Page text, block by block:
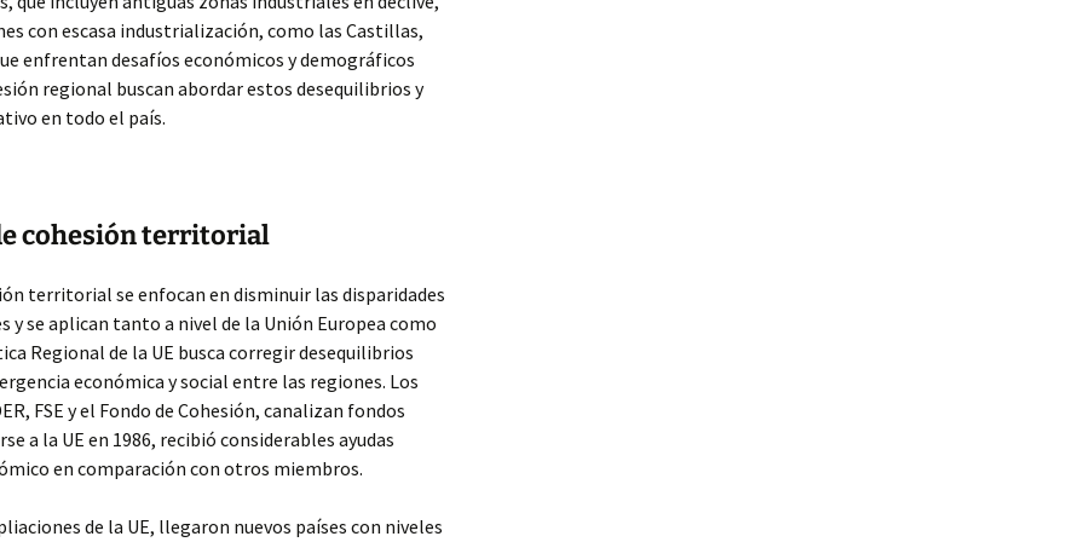
con escasa industrialización, como las Castillas,
enfrentan desafíos económicos y demográficos
regional buscan abordar estos desequilibrios y
en todo el país.
cohesión territorial
territorial se enfocan en disminuir las disparidades
y se aplican tanto a nivel de la Unión Europea como
Regional de la UE busca corregir desequilibrios
económica y social entre las regiones. Los
FSE y el Fondo de Cohesión, canalizan fondos
a la UE en 1986, recibió considerables ayudas
en comparación con otros miembros.
de la UE, llegaron nuevos países con niveles